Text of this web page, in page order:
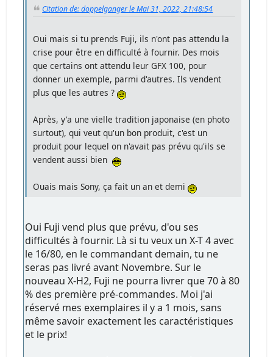
Citation de: doppelganger le Mai 31, 2022, 21:48:54
Oui mais si tu prends Fuji, ils n'ont pas attendu la
crise pour être en difficulté à fournir. Des mois
que certains ont attendu leur GFX 100, pour
donner un exemple, parmi d'autres. Ils vendent
plus que les autres ?
Après, y'a une vielle tradition japonaise (en photo
surtout), qui veut qu'un bon produit, c'est un
produit pour lequel on n'avait pas prévu qu'ils se
vendent aussi bien
Ouais mais Sony, ça fait un an et demi
Oui Fuji vend plus que prévu, d'ou ses
difficultés à fournir. Là si tu veux un X-T 4 avec
le 16/80, en le commandant demain, tu ne
seras pas livré avant Novembre. Sur le
nouveau X-H2, Fuji ne pourra livrer que 70 à 80
% des première pré-commandes. Moi j'ai
réservé mes exemplaires il y a 1 mois, sans
même savoir exactement les caractéristiques
et le prix!